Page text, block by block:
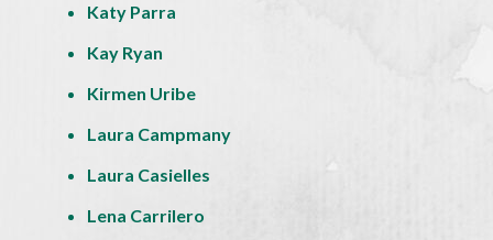
Katy Parra
Kay Ryan
Kirmen Uribe
Laura Campmany
Laura Casielles
Lena Carrilero